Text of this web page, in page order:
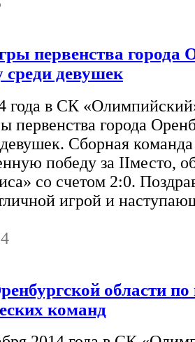
первенства города
девушек
года в СК
первенства города
девушек. Сборная
победу за IIместо,
со счетом 2:0.
игрой и
области
команд